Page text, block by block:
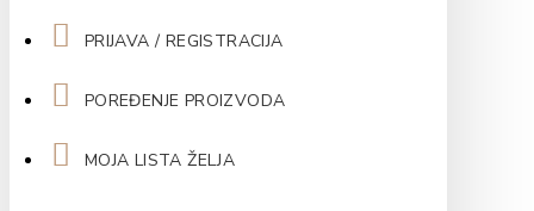
PRIJAVA / REGISTRACIJA
POREĐENJE PROIZVODA
MOJA LISTA ŽELJA